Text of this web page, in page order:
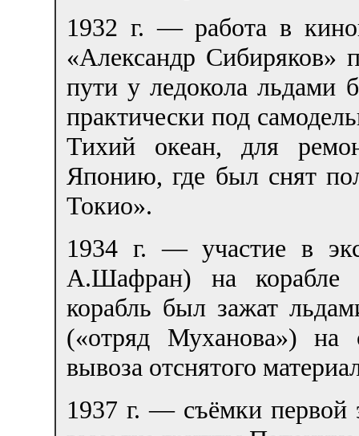
1932 г. — работа в
«Александр
пути у ледокола льдами
практически под
Тихий океан, для
Японию, где был снят
Токио».
1934 г. — участие в
А.Шафран) на корабле
корабль был зажат
(«отряд Муханова»)
вывоза отснятого
1937 г. — съёмки первой